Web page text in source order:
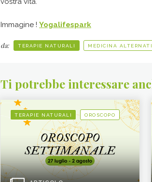
Immagine ! Yogalifespark
da: TERAPIE NATURALI MEDICINA
Ti potrebbe interessare
TERAPIE NATURALI OROSCOPO